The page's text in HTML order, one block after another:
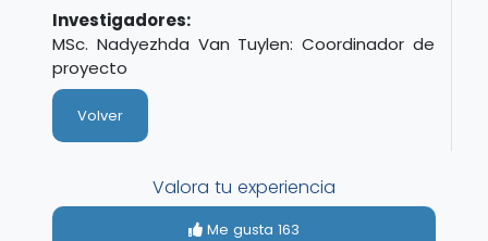
Investigadores:
MSc. Nadyezhda Van Tuylen: Coordinador de
proyecto
Volver
Valora tu experiencia
Me gusta 163